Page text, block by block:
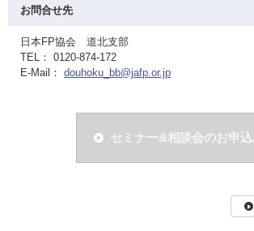
お問合せ先
日本FP協会 道北支部
TEL： 0120-874-172
E-Mail： douhoku_bb@jafp.or.jp
セミナー&相談会のお申